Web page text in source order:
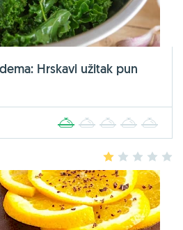
Hrskavi užitak pun
2 3 4
2 3 4